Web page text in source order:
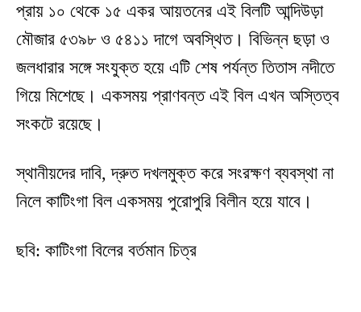
প্রায় ১০ থেকে ১৫ একর আয়তনের এই বিলটি আন্দিউড়া
মৌজার ৫৩৯৮ ও ৫৪১১ দাগে অবস্থিত। বিভিন্ন ছড়া ও
জলধারার সঙ্গে সংযুক্ত হয়ে এটি শেষ পর্যন্ত তিতাস নদীতে
গিয়ে মিশেছে। একসময় প্রাণবন্ত এই বিল এখন অস্তিত্ব
সংকটে রয়েছে।
স্থানীয়দের দাবি, দ্রুত দখলমুক্ত করে সংরক্ষণ ব্যবস্থা না
নিলে কাটিংগা বিল একসময় পুরোপুরি বিলীন হয়ে যাবে।
ছবি: কাটিংগা বিলের বর্তমান চিত্র